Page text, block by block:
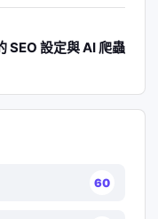
設定與 AI 爬蟲
60